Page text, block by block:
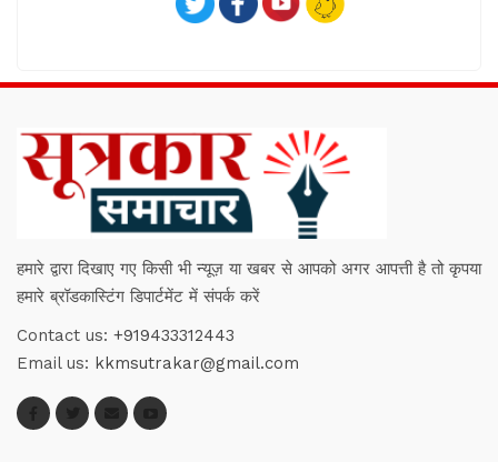
हमारे द्वारा दिखाए गए किसी भी न्यूज़ या खबर से आपको अगर आपत्ती है तो कृपया
हमारे ब्रॉडकास्टिंग डिपार्टमेंट में संपर्क करें
Contact us: +919433312443
Email us: kkmsutrakar@gmail.com